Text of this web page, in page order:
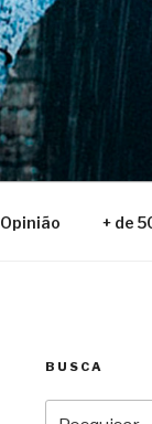
+ de
BUSCA